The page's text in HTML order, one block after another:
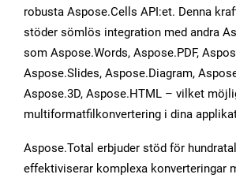
robusta Aspose.Cells API:et. Denna
stöder sömlös integration med andra
som Aspose.Words, Aspose.PDF,
Aspose.Slides, Aspose.Diagram,
Aspose.3D, Aspose.HTML – vilket
multiformatfilkonvertering i dina
Aspose.Total erbjuder stöd för
effektiviserar komplexa konverteringar